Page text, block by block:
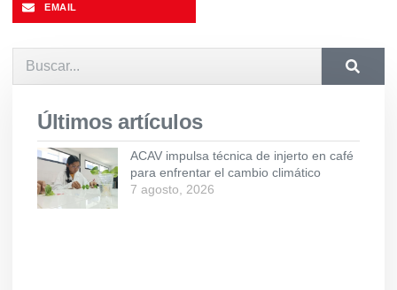
EMAIL
Últimos artículos
ACAV impulsa técnica de injerto en café
para enfrentar el cambio climático
7 agosto, 2026